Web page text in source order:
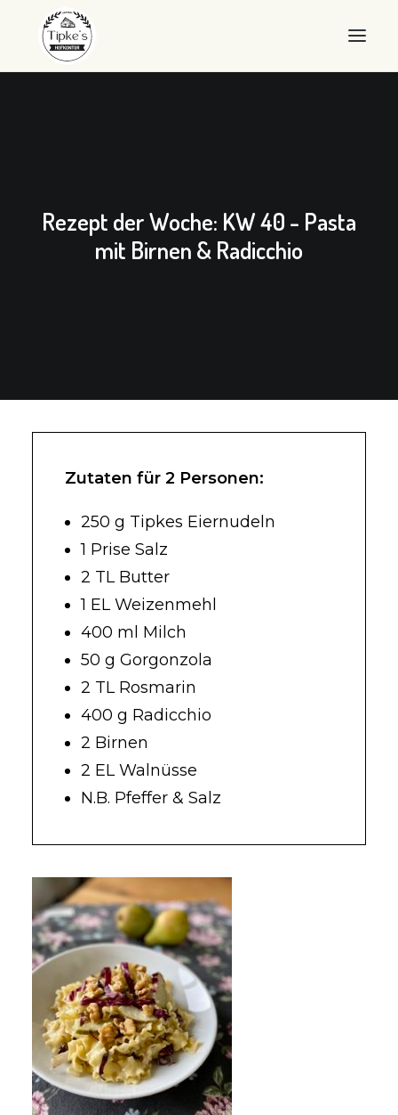
LANDEIS
Rezept der Woche: KW 40 - Pasta
mit Birnen & Radicchio
Zutaten für 2 Personen:
250 g Tipkes Eiernudeln
1 Prise Salz
2 TL Butter
1 EL Weizenmehl
400 ml Milch
50 g Gorgonzola
2 TL Rosmarin
400 g Radicchio
2 Birnen
2 EL Walnüsse
N.B. Pfeffer & Salz